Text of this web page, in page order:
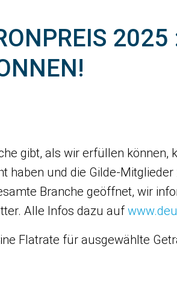
gibt, als wir erfüllen können,
haben und die Gilde-
Branche geöffnet, wir
Alle Infos dazu auf
Flatrate für ausgewählte